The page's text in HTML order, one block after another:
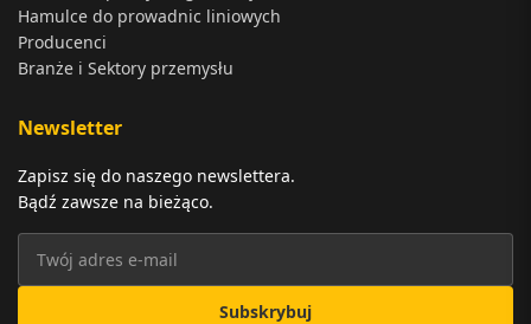
Hamulce do prowadnic liniowych
Producenci
Branże i Sektory przemysłu
Newsletter
Zapisz się do naszego newslettera.
Bądź zawsze na bieżąco.
Subskrybuj